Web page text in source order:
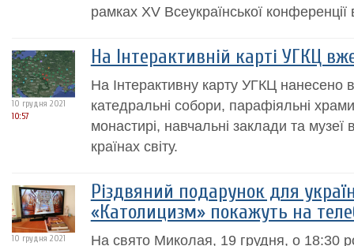
рамках XV Всеукраїнської
10 грудня 2021
10:57
На Інтерактивній карті УГКЦ
На Інтерактивну карту УГКЦ нанесено
катедральні собори, парафіяльні
монастирі, навчальні заклади та музеї
країнах світу.
10 грудня 2021
Різдвяний подарунок для
«Католицизм» покажуть на
На свято Миколая, 19 грудня, о 18:30